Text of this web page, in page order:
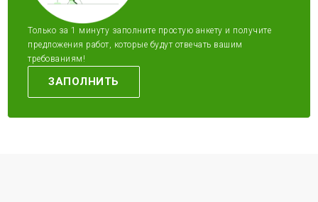
Только за 1 минуту заполните простую анкету и получите
предложения работ, которые будут отвечать вашим
требованиям!
ЗАПОЛНИТЬ